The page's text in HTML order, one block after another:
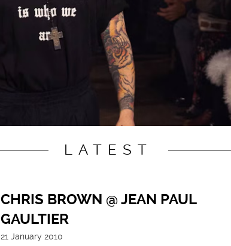
LATEST
CHRIS BROWN @ JEAN PAUL
GAULTIER
21 January 2010